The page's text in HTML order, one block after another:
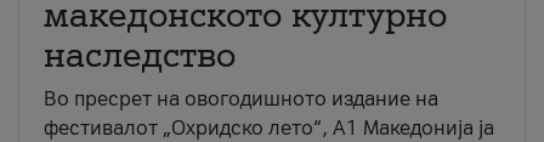
македонското културно
наследство
Во пресрет на овогодишното издание на
фестивалот „Охридско лето“, А1 Македонија ја